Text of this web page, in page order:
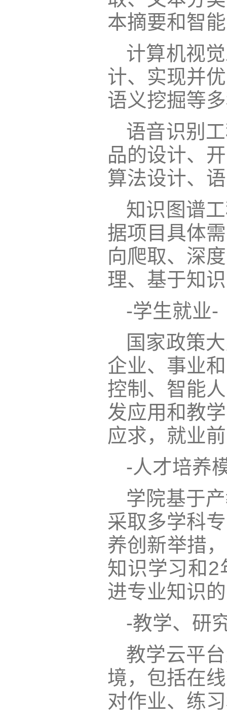
本摘要和智
计算机视
计、实现并
语义挖掘等
语音识别
品的设计、
算法设计、
知识图谱
据项目具体
向爬取、深
理、基于知
-学生就业-
国家政策
企业、事业
控制、智能
发应用和教
应求，就业
-人才培养
学院基于
采取多学科
养创新举措
知识学习和2
进专业知识
-教学、研
教学云平
境，包括在
对作业、练